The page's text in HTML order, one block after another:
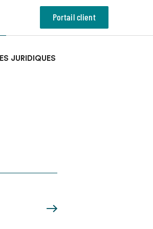
Portail client
JURIDIQUES